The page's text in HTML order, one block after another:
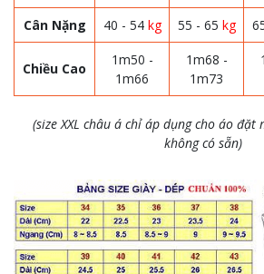
Cân Nặng 40 - 54 kg 55 - 65 kg
Chiều Cao
1m50 -
1m66
1m68 -
1m73
(size XXL châu á chỉ áp dụng cho áo đặt
không có sẵn)